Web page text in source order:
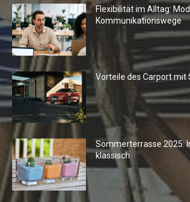
Flexibilität im Alltag:
Kommunikationswege
Vorteile des Carport mit
Sommerterrasse 2025:
klassisch